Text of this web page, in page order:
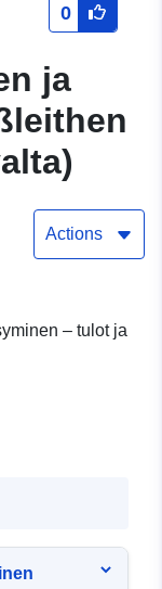
0
ja
Actions
– tulot ja